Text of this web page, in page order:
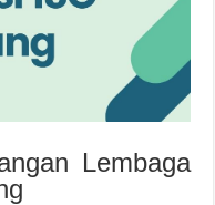
Lembaga